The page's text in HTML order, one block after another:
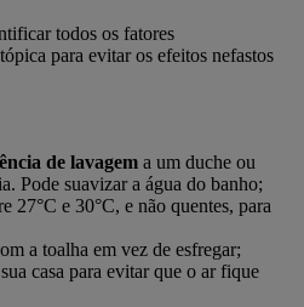
todos os fatores
para evitar os efeitos nefastos
de lavagem a um duche ou
Pode suavizar a água do banho;
27°C e 30°C, e não quentes, para
a toalha em vez de esfregar;
casa para evitar que o ar fique